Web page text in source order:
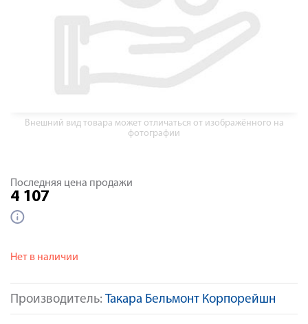
Внешний вид товара может отличаться от изображённого на
фотографии
Производитель: Такара Бельмонт Корпорейшн
Последняя цена продажи
4 107
Нет в наличии